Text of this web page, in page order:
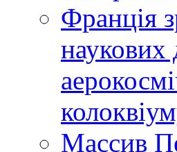
Франція
наукових
Массив